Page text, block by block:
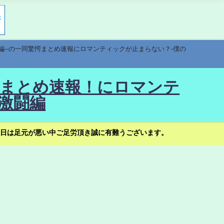
の一同驚愕まとめ速報にロマンティックが止まらない？-僕の
とめ速報！にロマンテ
闘編
足元が悪い中ご足労頂き誠に有難うございます。